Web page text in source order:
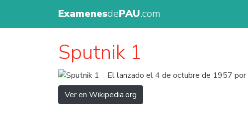
ExamenesdePAU.com
Sputnik 1
El lanzado el 4 de octubre de 1957
Ver en Wikipedia.org